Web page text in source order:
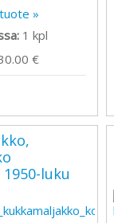
»
1 kpl
€
luku